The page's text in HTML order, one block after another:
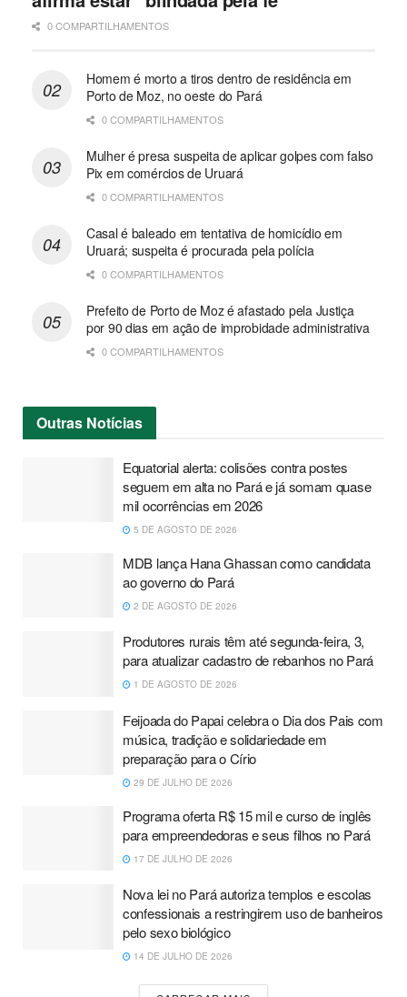
0 COMPARTILHAMENTOS
Homem é morto a tiros dentro de residência em
Porto de Moz, no oeste do Pará
0 COMPARTILHAMENTOS
Mulher é presa suspeita de aplicar golpes com falso
Pix em comércios de Uruará
0 COMPARTILHAMENTOS
Casal é baleado em tentativa de homicídio em
Uruará; suspeita é procurada pela polícia
0 COMPARTILHAMENTOS
Prefeito de Porto de Moz é afastado pela Justiça
por 90 dias em ação de improbidade administrativa
0 COMPARTILHAMENTOS
Outras Notícias
Equatorial alerta: colisões contra postes
seguem em alta no Pará e já somam quase
mil ocorrências em 2026
5 DE AGOSTO DE 2026
MDB lança Hana Ghassan como candidata
ao governo do Pará
2 DE AGOSTO DE 2026
Produtores rurais têm até segunda-feira, 3,
para atualizar cadastro de rebanhos no Pará
1 DE AGOSTO DE 2026
Feijoada do Papai celebra o Dia dos Pais com
música, tradição e solidariedade em
preparação para o Círio
29 DE JULHO DE 2026
Programa oferta R$ 15 mil e curso de inglês
para empreendedoras e seus filhos no Pará
17 DE JULHO DE 2026
Nova lei no Pará autoriza templos e escolas
confessionais a restringirem uso de banheiros
pelo sexo biológico
14 DE JULHO DE 2026